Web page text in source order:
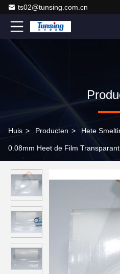
ts02@tunsing.com.cn
Huis > Producten > Hete
0.08mm Heet de Film